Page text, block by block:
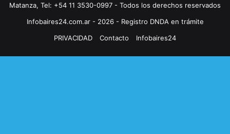
Matanza, Tel: +54 11 3530-0997 - Todos los derechos reservados
Infobaires24.com.ar - 2026 - Registro DNDA en trámite
PRIVACIDAD
Contacto Infobaires24